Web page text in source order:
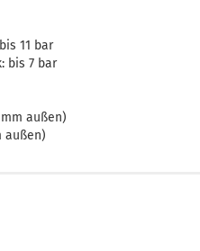
11 bar
bis 7 bar
mm außen)
außen)